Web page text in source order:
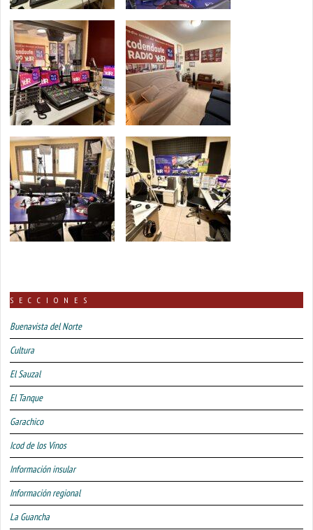
SECCIONES
Buenavista del Norte
Cultura
El Sauzal
El Tanque
Garachico
Icod de los Vinos
Información insular
Información regional
La Guancha